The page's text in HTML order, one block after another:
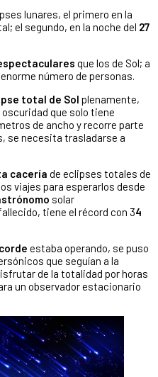
lunares, el primero en la
el segundo, en la noche del 27
que los de Sol; a
número de personas.
total de Sol plenamente,
que solo tiene
de ancho y recorre parte
se necesita trasladarse a
cacería de eclipses totales de
viajes para esperarlos desde
solar
tiene el récord con 34
estaba operando, se puso
que seguían a la
de la totalidad por horas
un observador estacionario